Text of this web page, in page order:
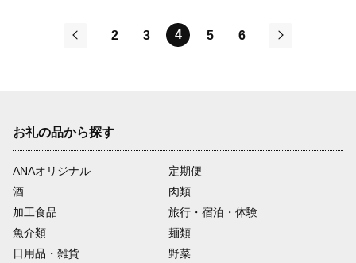
2 3 4 5
6
お礼の品から探す
ANAオリジナル
定期便
酒
肉類
加工食品
旅行・宿泊・体験
魚介類
麺類
日用品・雑貨
野菜